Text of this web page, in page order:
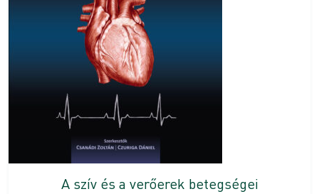
A szív és a verőerek betegségei